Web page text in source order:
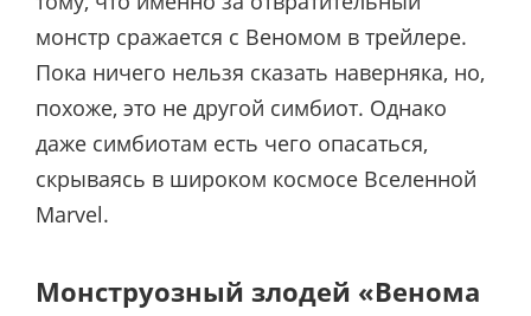
монстр сражается с Веномом в трейлере.
Пока ничего нельзя сказать наверняка, но,
похоже, это не другой симбиот. Однако
даже симбиотам есть чего опасаться,
скрываясь в широком космосе Вселенной
Marvel.
Монструозный злодей «Венома